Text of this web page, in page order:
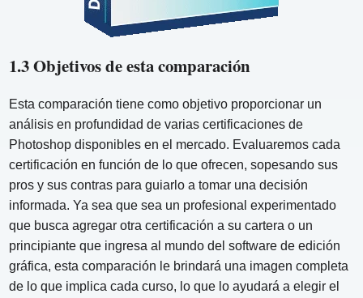
1.3 Objetivos de esta comparación
Esta comparación tiene como objetivo proporcionar un
análisis en profundidad de varias certificaciones de
Photoshop disponibles en el mercado. Evaluaremos cada
certificación en función de lo que ofrecen, sopesando sus
pros y sus contras para guiarlo a tomar una decisión
informada. Ya sea que sea un profesional experimentado
que busca agregar otra certificación a su cartera o un
principiante que ingresa al mundo del software de edición
gráfica, esta comparación le brindará una imagen completa
de lo que implica cada curso, lo que lo ayudará a elegir el